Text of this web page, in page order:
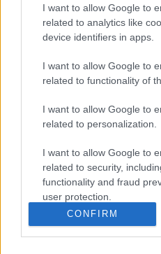
I want to allow Google to
related to analytics like
device identifiers in apps.
I want to allow Google to
related to functionality of
I want to allow Google to
related to personalization.
I want to allow Google to
related to security,
functionality and fraud
user protection.
CONFIRM
megkötést, akik felálltak,
érdekelt semmi egészen
szabadok. (…) Orosz Ákos
étezik, olyan finoman tesz
adódó fizikai küzdelem, a
és vágyak között, hogy nem
előadásról.
Szökés
október 23-én,
Vígszínház Házi Színpadán.
Címkék:monodráma Vígszínház